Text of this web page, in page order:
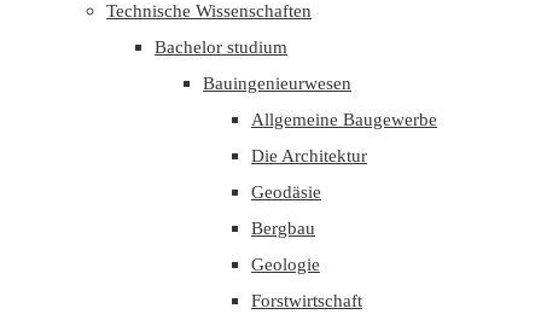
Technische Wissenschaften
Bachelor studium
Bauingenieurwesen
Allgemeine Baugewerbe
Die Architektur
Geodäsie
Bergbau
Geologie
Forstwirtschaft